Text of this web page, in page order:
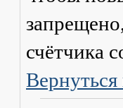
счётчика
Вернуться